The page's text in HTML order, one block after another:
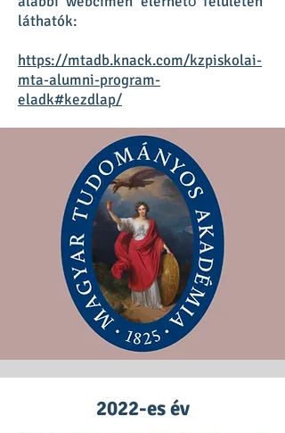
láthatók:
https://mtadb.knack.com/kzpiskolai-
mta-alumni-program-
eladk#kezdlap/
2022-es év